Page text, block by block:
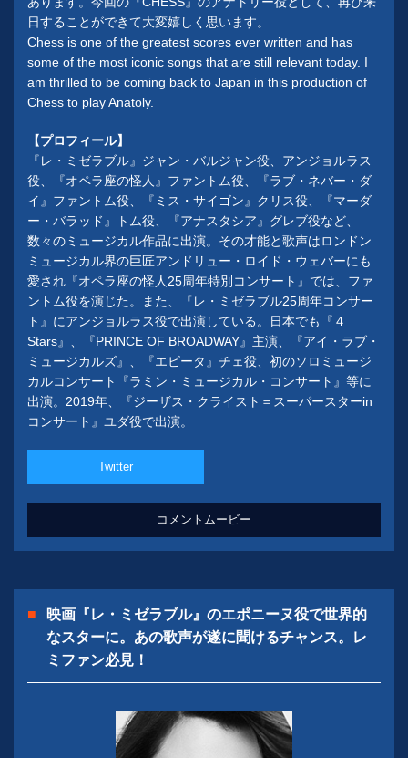
日することができて大変嬉しく思います。
Chess is one of the greatest scores ever written and has
some of the most iconic songs that are still relevant today. I
am thrilled to be coming back to Japan in this production of
Chess to play Anatoly.
【プロフィール】
『レ・ミゼラブル』ジャン・バルジャン役、アンジョルラス
役、『オペラ座の怪人』ファントム役、『ラブ・ネバー・ダ
イ』ファントム役、『ミス・サイゴン』クリス役、『マーダ
ー・バラッド』トム役、『アナスタシア』グレブ役など、
数々のミュージカル作品に出演。その才能と歌声はロンドン
ミュージカル界の巨匠アンドリュー・ロイド・ウェバーにも
愛され『オペラ座の怪人25周年特別コンサート』では、ファ
ントム役を演じた。また、『レ・ミゼラブル25周年コンサー
ト』にアンジョルラス役で出演している。日本でも『４
Stars』、『PRINCE OF BROADWAY』主演、『アイ・ラブ・
ミュージカルズ』、『エビータ』チェ役、初のソロミュージ
カルコンサート『ラミン・ミュージカル・コンサート』等に
出演。2019年、『ジーザス・クライスト＝スーパースターin
コンサート』ユダ役で出演。
Twitter
コメントムービー
映画『レ・ミゼラブル』のエポニーヌ役で世界的
なスターに。 あの歌声が遂に聞けるチャンス。レ
ミファン必見！